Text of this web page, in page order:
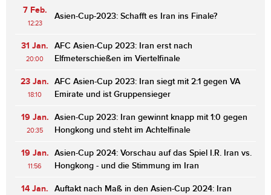
7 Feb.
12:23
Asien-Cup-2023: Schafft es Iran ins Finale?
31 Jan.
20:00
AFC Asien-Cup 2023: Iran erst nach
Elfmeterschießen im Viertelfinale
23 Jan.
18:10
AFC Asien-Cup 2023: Iran siegt mit 2:1 gegen VA
Emirate und ist Gruppensieger
19 Jan.
20:35
Asien-Cup 2023: Iran gewinnt knapp mit 1:0 gegen
Hongkong und steht im Achtelfinale
19 Jan.
11:56
Asien-Cup 2024: Vorschau auf das Spiel I.R. Iran vs.
Hongkong - und die Stimmung im Iran
14 Jan.
Auftakt nach Maß in den Asien-Cup 2024: Iran